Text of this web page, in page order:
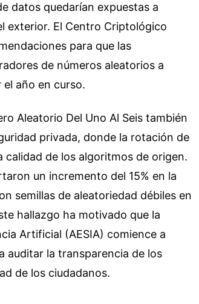
datos quedarían expuestas a
exterior. El Centro Criptológico
para que las
de números aleatorios a
año en curso.
Aleatorio Del Uno Al Seis también
privada, donde la rotación de
calidad de los algoritmos de origen.
un incremento del 15% en la
semillas de aleatoriedad débiles en
hallazgo ha motivado que la
Artificial (AESIA) comience a
auditar la transparencia de los
de los ciudadanos.